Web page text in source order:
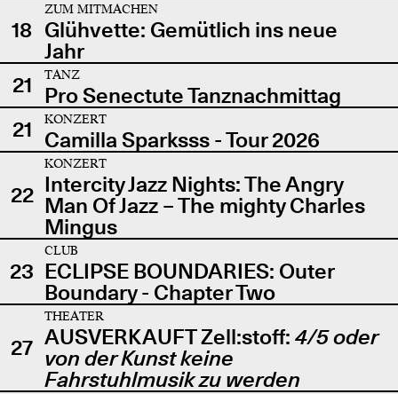
18
ZUM MITMACHEN
Glühvette: Gemütlich ins neue
Jahr
21
TANZ
Pro Senectute Tanznachmittag
21
KONZERT
Camilla Sparksss - Tour 2026
22
KONZERT
Intercity Jazz Nights: The Angry
Man Of Jazz – The mighty Charles
Mingus
23
CLUB
ECLIPSE BOUNDARIES: Outer
Boundary - Chapter Two
27
THEATER
AUSVERKAUFT Zell:stoff: 4/5 oder
von der Kunst keine
Fahrstuhlmusik zu werden